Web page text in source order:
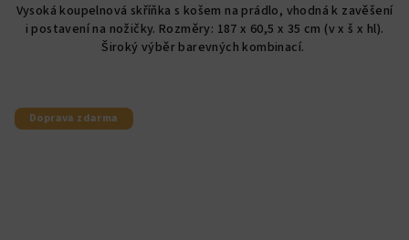
z
5
hvězdiček.
Vysoká koupelnová skříňka s košem na prádlo, vhodná k zavěšení
i postavení na nožičky. Rozměry: 187 x 60,5 x 35 cm (v x š x hl).
Široký výběr barevných kombinací.
Doprava zdarma